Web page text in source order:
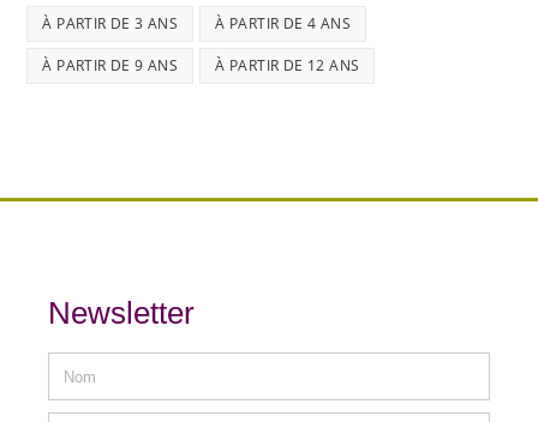
À PARTIR DE 3 ANS À PARTIR DE 4 ANS
À PARTIR DE 9 ANS À PARTIR DE 12 ANS
Newsletter